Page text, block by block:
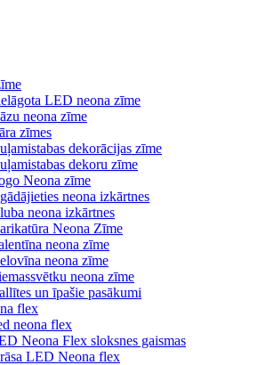
LED neona zīme
neona zīme
zīmes
dekorācijas zīme
dekoru zīme
Neona zīme
neona izkārtnes
neona izkārtnes
Neona Zīme
neona zīme
neona zīme
neona zīme
un īpašie pasākumi
flex
neona flex
Neona Flex sloksnes gaismas
LED Neona flex